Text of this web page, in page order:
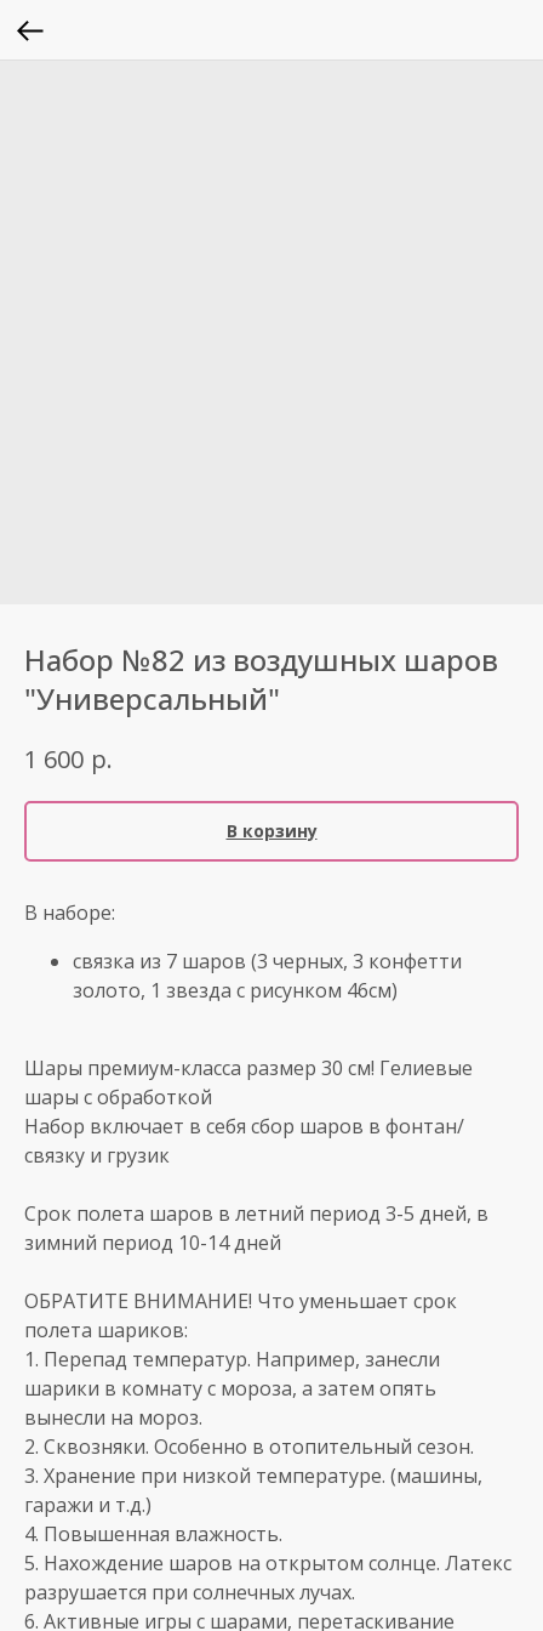
Набор №82 из воздушных шаров
"Универсальный"
1 600 р.
В корзину
В наборе:
связка из 7 шаров (3 черных, 3 конфетти
золото, 1 звезда с рисунком 46см)
Шары премиум-класса размер 30 см! Гелиевые
шары с обработкой
Набор включает в себя сбор шаров в фонтан/
связку и грузик
Срок полета шаров в летний период 3-5 дней, в
зимний период 10-14 дней
ОБРАТИТЕ ВНИМАНИЕ! Что уменьшает срок
полета шариков:
1. Перепад температур. Например, занесли
шарики в комнату с мороза, а затем опять
вынесли на мороз.
2. Сквозняки. Особенно в отопительный сезон.
3. Хранение при низкой температуре. (машины,
гаражи и т.д.)
4. Повышенная влажность.
5. Нахождение шаров на открытом солнце. Латекс
разрушается при солнечных лучах.
6. Активные игры с шарами, перетаскивание